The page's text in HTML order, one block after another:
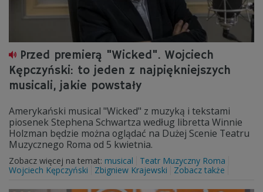
Przed premierą "Wicked". Wojciech
Kępczyński: to jeden z najpiękniejszych
musicali, jakie powstały
Amerykański musical "Wicked" z muzyką i tekstami
piosenek Stephena Schwartza według libretta Winnie
Holzman będzie można oglądać na Dużej Scenie Teatru
Muzycznego Roma od 5 kwietnia.
Zobacz więcej na temat: musical
Teatr Muzyczny Roma
Wojciech Kępczyński
Zbigniew Krajewski Zobacz także